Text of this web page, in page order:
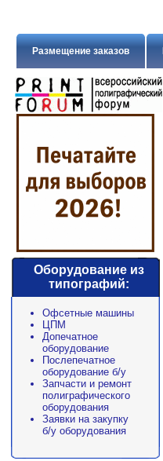
Размещение заказов
Оборудование из
типографий:
Офсетные машины
ЦПМ
Допечатное
оборудование
Послепечатное
оборудование б/у
Запчасти и ремонт
полиграфического
оборудования
Заявки на закупку
б/у оборудования